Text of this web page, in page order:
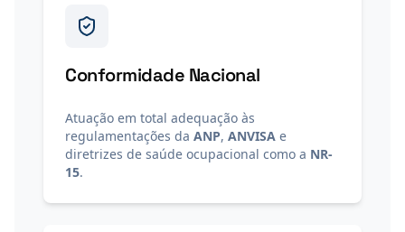
Conformidade Nacional
Atuação em total adequação às
regulamentações da ANP, ANVISA e
diretrizes de saúde ocupacional como a NR-
15.